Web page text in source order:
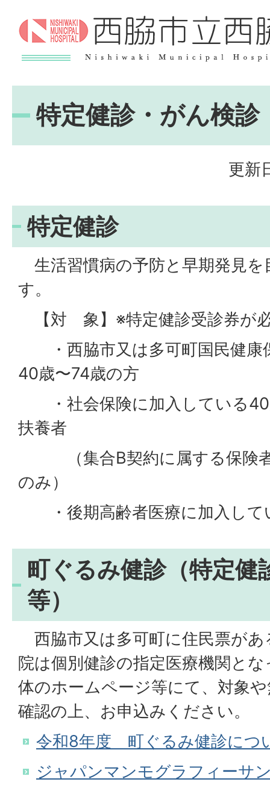
特定健診・がん検診
更新
特定健診
生活習慣病の予防と早期発見を
す。
【対 象】※特定健診受診券が
・西脇市又は多可町国民健康
40歳〜74歳の方
・社会保険に加入している40
扶養者
（集合B契約に属する保険者
のみ）
・後期高齢者医療に加入して
町ぐるみ健診（特定健
等）
西脇市又は多可町に住民票があ
院は個別健診の指定医療機関と
体のホームページ等にて、対象
確認の上、お申込みください。
令和8年度 町ぐるみ健診につ
ジャパンマンモグラフィーサ